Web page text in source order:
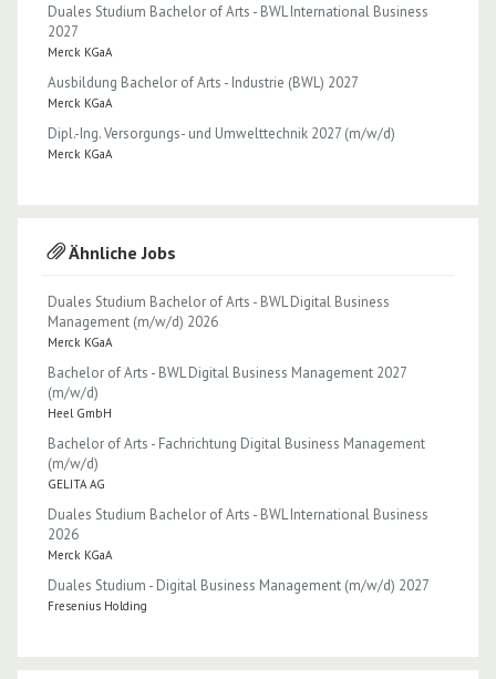
Duales Studium Bachelor of Arts - BWL International Business
2027
Merck KGaA
Ausbildung Bachelor of Arts - Industrie (BWL) 2027
Merck KGaA
Dipl.-Ing. Versorgungs- und Umwelttechnik 2027 (m/w/d)
Merck KGaA
Ähnliche Jobs
Duales Studium Bachelor of Arts - BWL Digital Business
Management (m/w/d) 2026
Merck KGaA
Bachelor of Arts - BWL Digital Business Management 2027
(m/w/d)
Heel GmbH
Bachelor of Arts - Fachrichtung Digital Business Management
(m/w/d)
GELITA AG
Duales Studium Bachelor of Arts - BWL International Business
2026
Merck KGaA
Duales Studium - Digital Business Management (m/w/d) 2027
Fresenius Holding